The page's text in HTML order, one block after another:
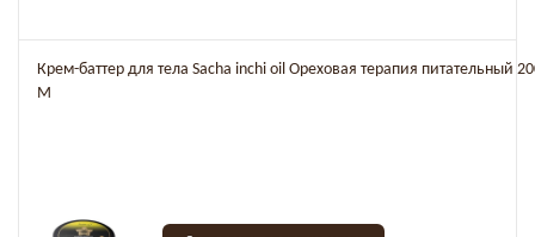
Крем-баттер для тела Sacha inchi oil Ореховая терапия питательный
М